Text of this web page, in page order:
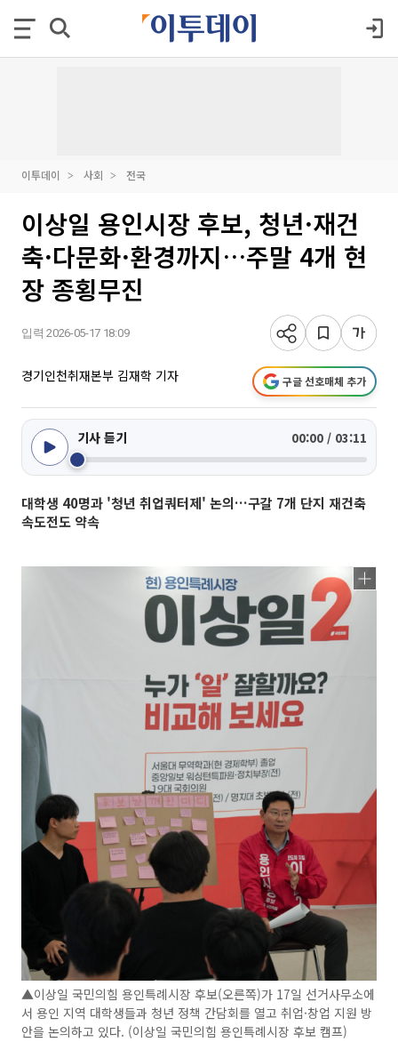
이투데이 사회 전국
이상일 용인시장 후보, 청년·재건
축·다문화·환경까지…주말 4개 현
장 종횡무진
입력 2026-05-17 18:09
경기인천취재본부 김재학 기자 구글 선호매체 추가
기사 듣기 00:00 / 03:11
대학생 40명과 '청년 취업쿼터제' 논의…구갈 7개 단지 재건축
속도전도 약속
▲이상일 국민의힘 용인특례시장 후보(오른쪽)가 17일 선거사무소에
서 용인 지역 대학생들과 청년 정책 간담회를 열고 취업·창업 지원 방
안을 논의하고 있다. (이상일 국민의힘 용인특례시장 후보 캠프)